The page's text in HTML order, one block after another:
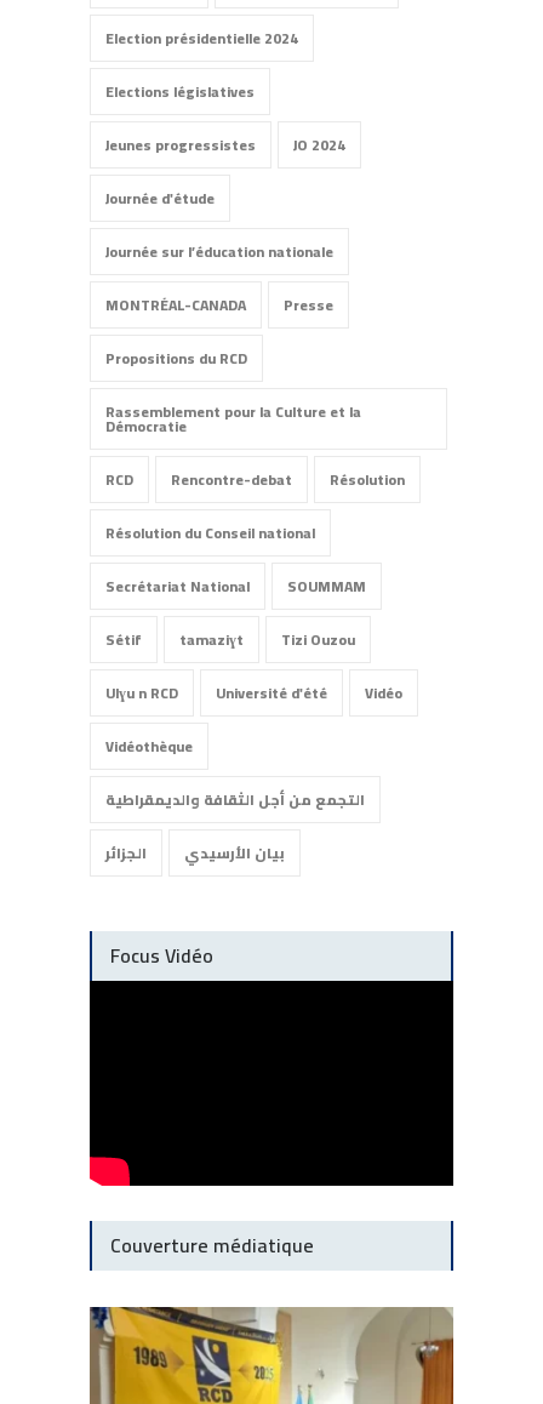
Election présidentielle 2024
Elections législatives
Jeunes progressistes
JO 2024
Journée d'étude
Journée sur l’éducation nationale
MONTRÉAL-CANADA
Presse
Propositions du RCD
Rassemblement pour la Culture et la
Démocratie
RCD
Rencontre-debat
Résolution
Résolution du Conseil national
Secrétariat National
SOUMMAM
Sétif
tamaziɣt
Tizi Ouzou
Ulɣu n RCD
Université d'été
Vidéo
Vidéothèque
التجمع من أجل الثقافة والديمقراطية
الجزائر
بيان الأرسيدي
Focus Vidéo
Couverture médiatique